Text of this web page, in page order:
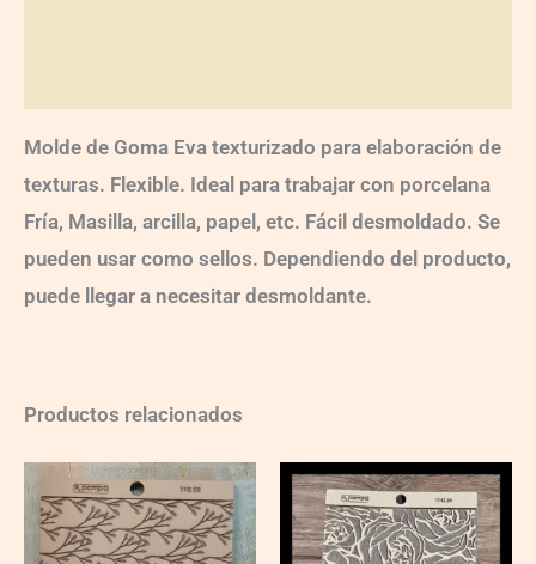
Molde de Goma Eva texturizado para elaboración de
texturas. Flexible. Ideal para trabajar con porcelana
Fría, Masilla, arcilla, papel, etc. Fácil desmoldado. Se
pueden usar como sellos. Dependiendo del producto,
puede llegar a necesitar desmoldante.
Productos relacionados
TFG09
quantity
TFG24
quantity